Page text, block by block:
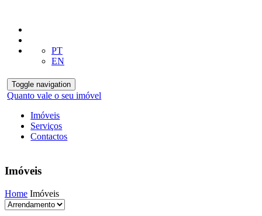
PT
EN
Toggle navigation
Quanto vale o seu imóvel
Imóveis
Serviços
Contactos
Imóveis
Home Imóveis